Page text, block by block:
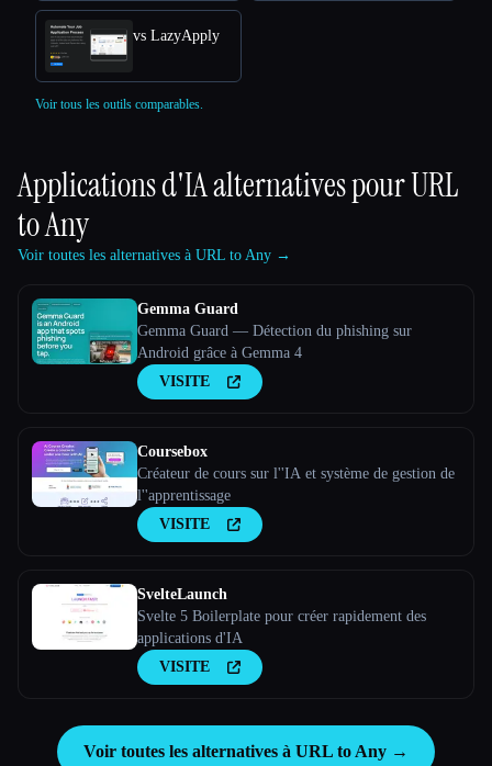
vs LazyApply
Voir tous les outils comparables.
Applications d'IA alternatives pourURL
to Any
Voir toutes les alternatives à URL to Any →
Gemma Guard
Gemma Guard — Détection du phishing sur
Android grâce à Gemma 4
VISITE
Coursebox
Créateur de cours sur l''IA et système de gestion de
l''apprentissage
VISITE
SvelteLaunch
Svelte 5 Boilerplate pour créer rapidement des
applications d'IA
VISITE
Voir toutes les alternatives à URL to Any →